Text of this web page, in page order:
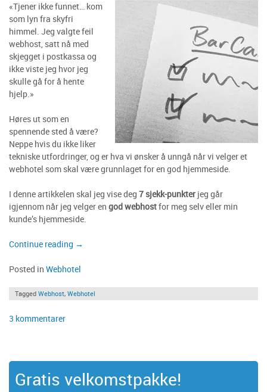
«Tjener ikke funnet… kom
som lyn fra skyfri
himmel. Jeg valgte feil
webhost, satt nå med
skjegget i postkassa og
ikke viste jeg hvor jeg
skulle gå for å hente
hjelp.»
Høres ut som en
spennende sted å være?
Neppe hvis du ikke liker
tekniske utfordringer, og er hva vi ønsker å unngå når vi velger et
webhotel som skal være grunnlaget for en god hjemmeside.
I denne artikkelen skal jeg vise deg 7 sjekk-punkter jeg går
igjennom når jeg velger en god webhostfor meg selv eller min
kunde’s hjemmeside.
Continue reading «7
verdt
sjekke
→
Posted in Webhotel
Tagged Webhost, Webhotel
3 kommentarertil
sjekke
Gratis velkomstpakke!